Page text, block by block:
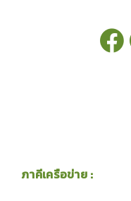
ภาคีเครือข่าย :